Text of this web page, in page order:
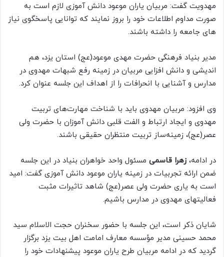
مهدویت گفت: مربیان یاران موعود دانش آموزی لازم است به
صورت مداوم اطلاعات خود را بروز نمایند که توانایی پاسخگوی نیاز
های جامعه را داشته باشند.
مدیر بنیاد فرهنگی حضرت مهدی موعود(عج) استان یزد، هم
اندیشی و دانش افزایی مربیان در زمینه رفع شبهات مهدوی در
مدارس و آشنایی با انحرافات را از اهداف این جلسه عنوان کرد.
وی افزود: مربیان مهدوی باید با شناخت مهارت‌های تربیت
مهدوی و ایجاد ارتباط و الفت قلبی دانش آموزان با حضرت ولی
عصر(عج)، زمینه‌ساز تربیت منتظران حقیقی باشند.
در ادامه، زهرا قاسمی مسئول واحد خواهران بنیاد در این جلسه
ضمن ارائه تجربیات در زمینه یاران موعود دانش آموزی گفت: امید
است به یاری حضرت ولی عصر(عج) شاهد تاثیرات مثبت
فعالیتهای مهدوی در مدارس باشیم.
شایان ذکر است، این جلسه با حضور سخنران حجت الاسلام سید
محمد حسینی مدیر مؤسسه معارف امامت اهل بیت یزد برگزار
گردید که در ادامه مربیان طرح یاران موعود پیشنهادات خود را